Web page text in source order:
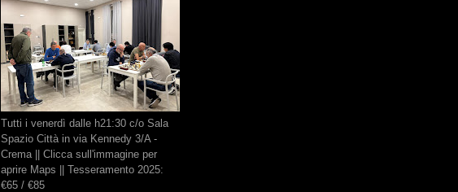
Tutti i venerdì dalle h21:30 c/o Sala
Spazio Città in via Kennedy 3/A -
Crema || Clicca sull'immagine per
aprire Maps || Tesseramento 2025:
€65 / €85